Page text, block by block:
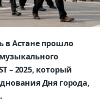
в Астане прошло
– 2025, который
Дня города,